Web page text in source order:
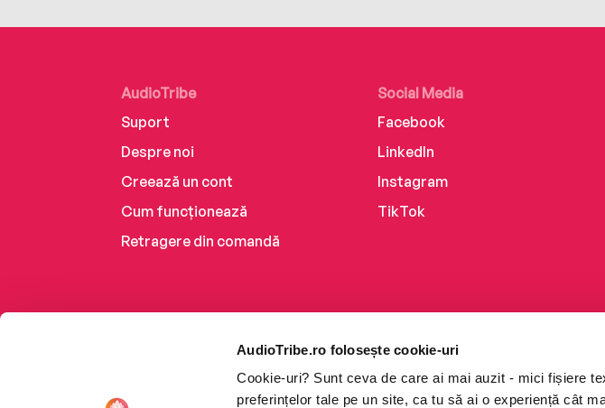
AudioTribe.ro folosește cookie-uri
Cookie-uri? Sunt ceva de care ai mai auzit - mici fișiere
preferințelor tale pe un site, ca tu să ai o experiență cât
AudioTribe
Suport
Despre noi
Creează un cont
Cum funcționează
Retragere din comandă
Social Media
Facebook
LinkedIn
Instagram
TikTok